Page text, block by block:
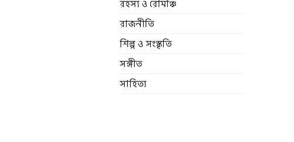
রহস্য ও রোমাঞ্চ
রাজনীতি
শিল্প ও সংস্কৃতি
সঙ্গীত
সাহিত্য